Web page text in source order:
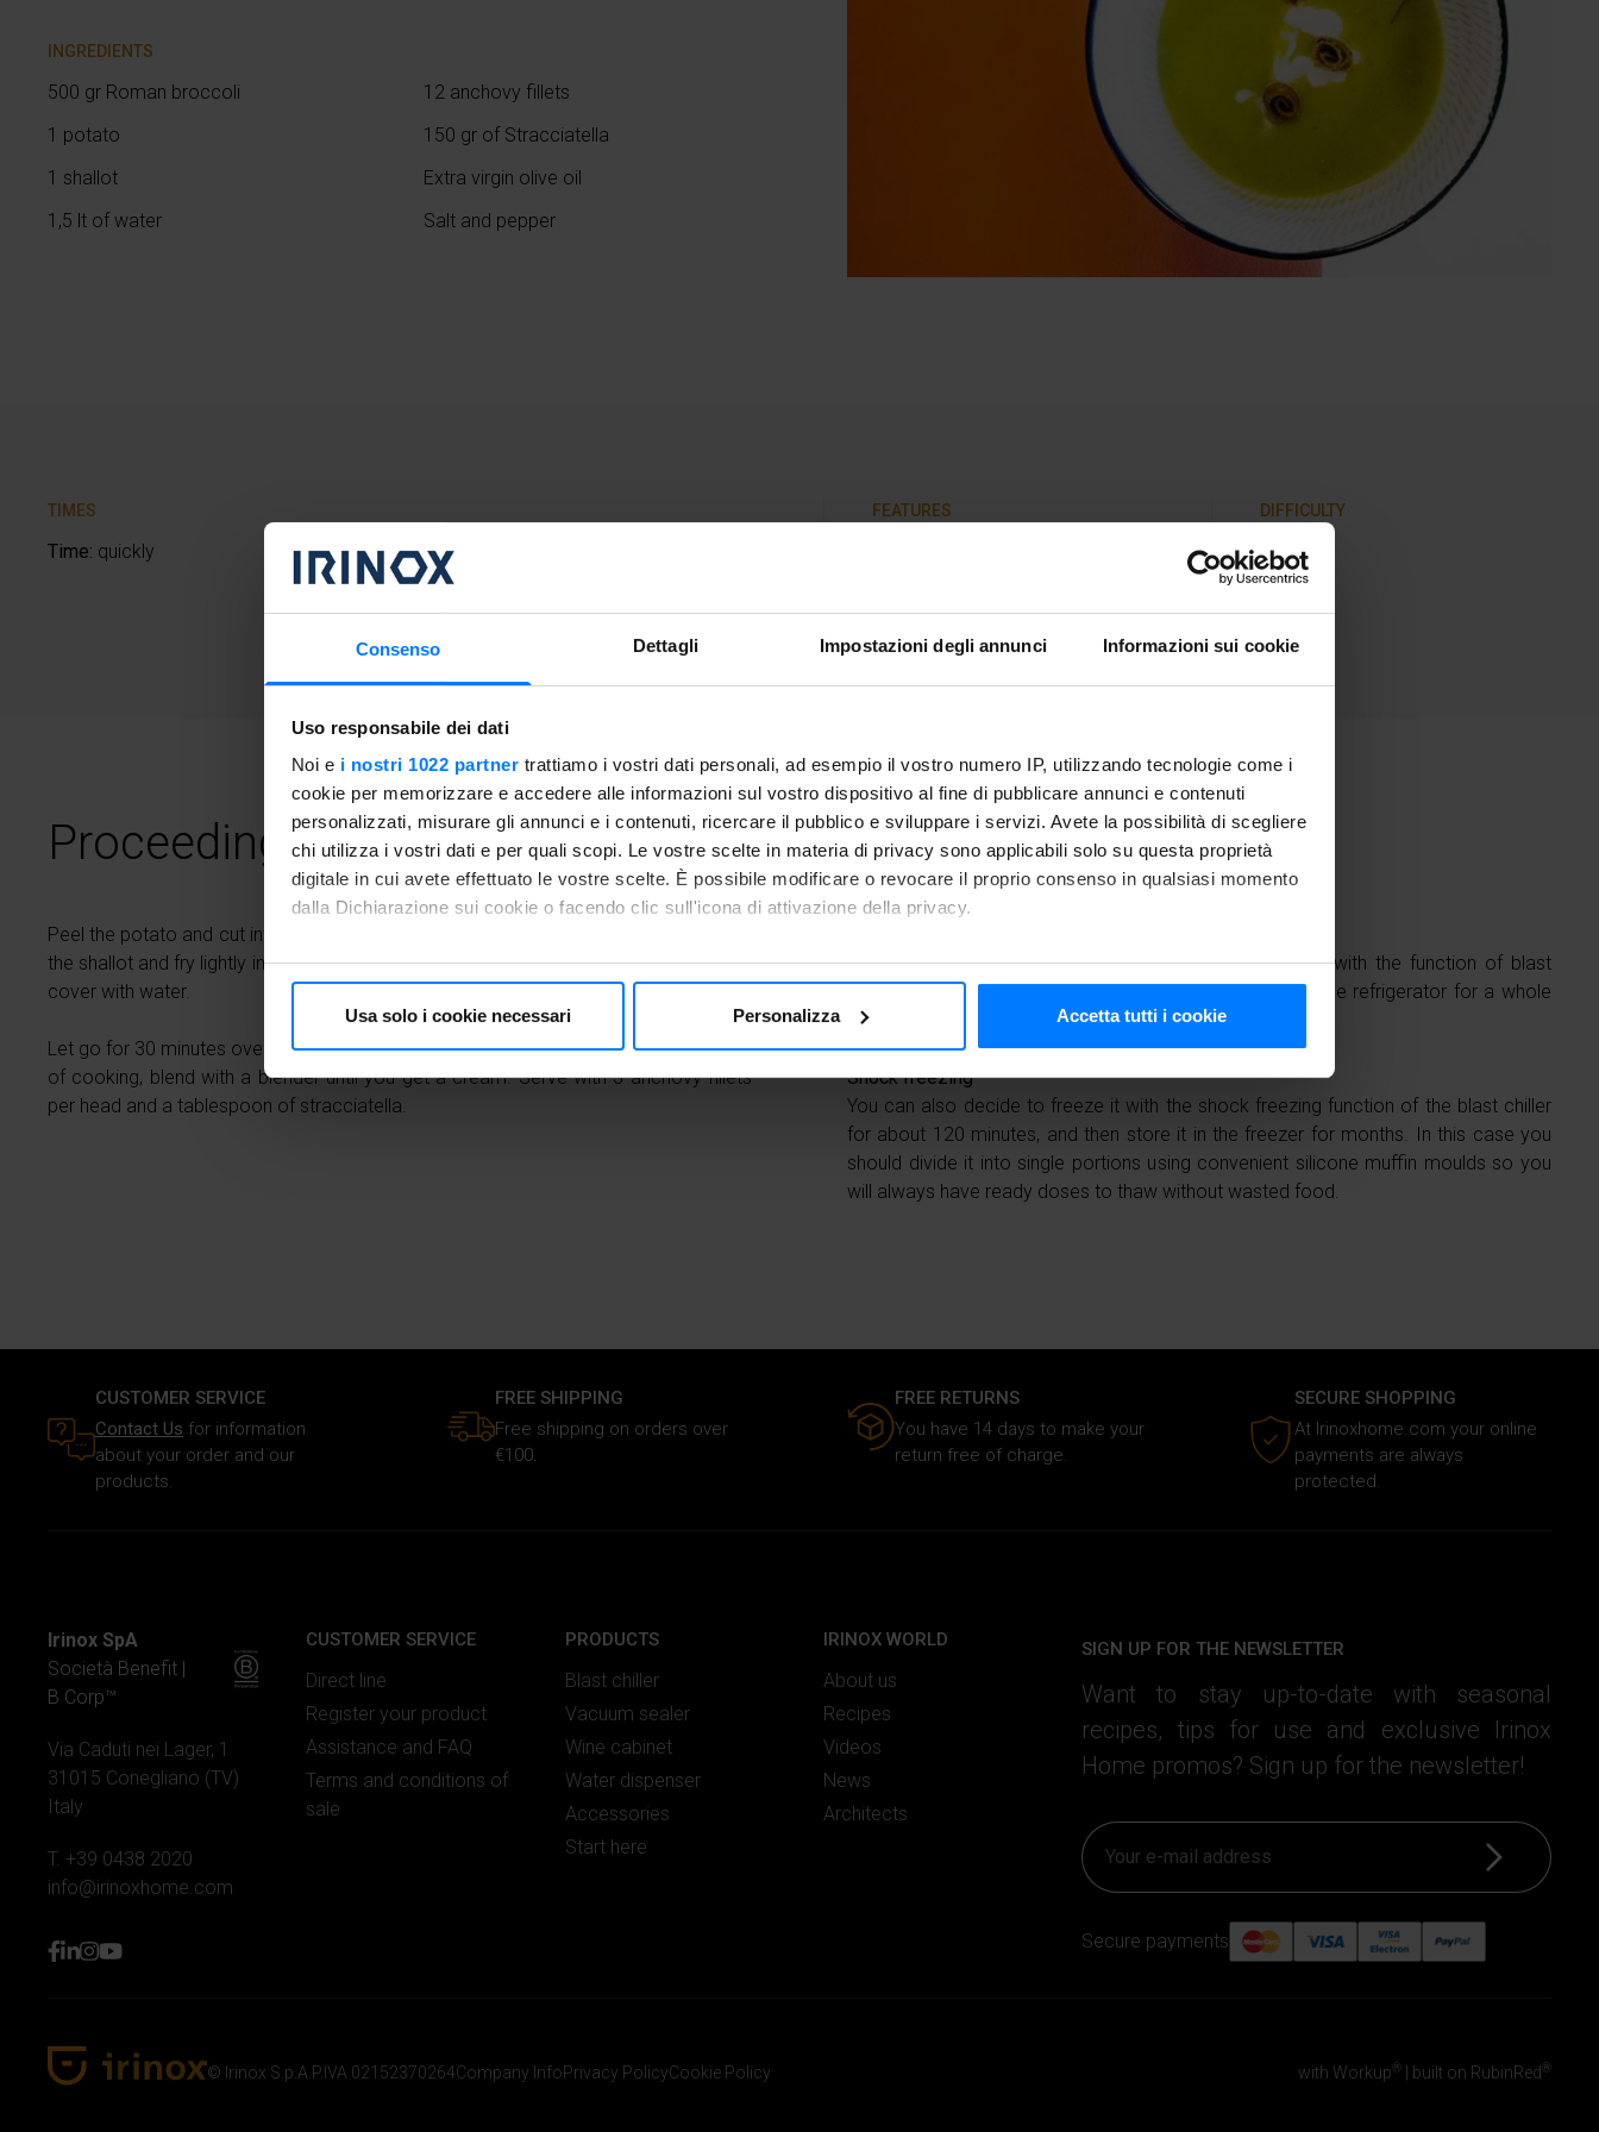
Consenso Dettagli Impostazioni degli annunci Informazioni sui cookie
Uso responsabile dei dati
Noi e i nostri 1022 partner trattiamo i vostri dati personali, ad esempio il vostro numero IP, utilizzando tecnologie come i
cookie per memorizzare e accedere alle informazioni sul vostro dispositivo al fine di pubblicare annunci e contenuti
personalizzati, misurare gli annunci e i contenuti, ricercare il pubblico e sviluppare i servizi. Avete la possibilità di scegliere
chi utilizza i vostri dati e per quali scopi. Le vostre scelte in materia di privacy sono applicabili solo su questa proprietà
digitale in cui avete effettuato le vostre scelte. È possibile modificare o revocare il proprio consenso in qualsiasi momento
dalla Dichiarazione sui cookie o facendo clic sull'icona di attivazione della privacy.
Con il tuo consenso, vorremmo anche:
Identificare il tuo dispositivo, scansionandolo attivamente alla ricerca di caratteristiche specifiche (impronte digitali).
modificare o ritirare il tuo consenso in qualsiasi momento dalla Dichiarazione sui cookie.
Utilizziamo i cookie per personalizzare i contenuti e gli annunci, fornire le funzioni dei social media e analizzare il nostro
traffico. Inoltre forniamo informazioni sul modo in cui utilizzi il nostro sito ai nostri partner che si occupano di analisi dei
dati web, pubblicità e social media, i quali potrebbero combinarle con altre informazioni che hai fornito loro o che hanno
Usa solo i cookie necessari Personalizza Accetta tutti i cookie
INGREDIENTS
500 gr Roman broccoli
1 potato
1 shallot
1,5 lt of water
12 anchovy fillets
150 gr of Stracciatella
Extra virgin olive oil
Salt and pepper
TIMES
Time: quickly
FEATURES DIFFICULTY
Easy
Proceeding
Peel the potato and cut into cubes; clean the broccoli and divide all the florets. Chop
the shallot and fry lightly in a pan with a little oil, then add the potato and broccoli and
cover with water.
Let go for 30 minutes over medium heat and season with salt and pepper. At the end
of cooking, blend with a blender until you get a cream. Serve with 3 anchovy fillets
per head and a tablespoon of stracciatella.
Tips
You can prepare a large quantity, chop it down quickly with the function of blast
chilling of the blast chiller for 60 minutes and keep it in the refrigerator for a whole
week as just done.
Shock freezing
You can also decide to freeze it with the shock freezing function of the blast chiller
for about 120 minutes, and then store it in the freezer for months. In this case you
should divide it into single portions using convenient silicone muffin moulds so you
will always have ready doses to thaw without wasted food.
CUSTOMER SERVICE
Contact Us for information
about your order and our
products.
FREE SHIPPING
Free shipping on orders over
€100.
FREE RETURNS
You have 14 days to make your
return free of charge.
SECURE SHOPPING
At Irinoxhome.com your online
payments are always
protected.
Irinox SpA
Società Benefit |
B Corp™
Via Caduti nei Lager, 1
31015 Conegliano (TV)
Italy
T. +39 0438 2020
info@irinoxhome.com
facebook
linkedin
instagram
youtube
CUSTOMER SERVICE
Direct line
Register your product
Assistance and FAQ
Terms and conditions of
sale
PRODUCTS
Blast chiller
Vacuum sealer
Wine cabinet
Water dispenser
Accessories
Start here
IRINOX WORLD
About us
Recipes
Videos
News
Architects
SIGN UP FOR THE NEWSLETTER
Want to stay up-to-date with seasonal
recipes, tips for use and exclusive Irinox
Home promos? Sign up for the newsletter!
Sign up
Secure payments
© Irinox S.p.A. P.IVA 02152370264Company InfoPrivacy PolicyCookie Policy with Workup® built on RubinRed ®